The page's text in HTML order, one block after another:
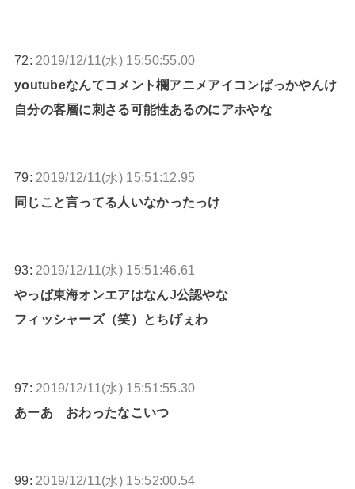
72: 2019/12/11(水) 15:50:55.00
youtubeなんてコメント欄アニメアイコンばっかやんけ
自分の客層に刺さる可能性あるのにアホやな
79: 2019/12/11(水) 15:51:12.95
同じこと言ってる人いなかったっけ
93: 2019/12/11(水) 15:51:46.61
やっぱ東海オンエアはなんJ公認やな
フィッシャーズ（笑）とちげぇわ
97: 2019/12/11(水) 15:51:55.30
あーあ おわったなこいつ
99: 2019/12/11(水) 15:52:00.54